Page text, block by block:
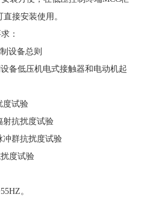
接安装使用。
：
设备总则
备低压机电式接触器和电动机起
度试验
射抗扰度试验
冲群抗扰度试验
度试验
。